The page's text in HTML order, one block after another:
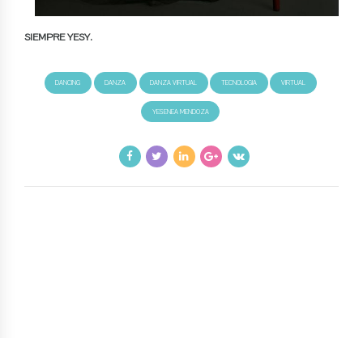
SIEMPRE YESY.
DANCING DANZA DANZA VIRTUAL TECNOLOGIA VIRTUAL
YESENEA MENDOZA